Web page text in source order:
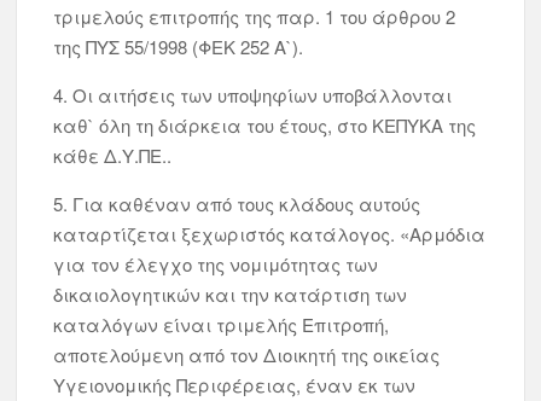
τριμελούς επιτροπής της παρ. 1 του άρθρου 2
της ΠΥΣ 55/1998 (ΦΕΚ 252 Α`).
4. Οι αιτήσεις των υποψηφίων υποβάλλονται
καθ` όλη τη διάρκεια του έτους, στο ΚΕΠΥΚΑ της
κάθε Δ.Υ.ΠΕ..
5. Για καθέναν από τους κλάδους αυτούς
καταρτίζεται ξεχωριστός κατάλογος. «Αρμόδια
για τον έλεγχο της νομιμότητας των
δικαιολογητικών και την κατάρτιση των
καταλόγων είναι τριμελής Επιτροπή,
αποτελούμενη από τον Διοικητή της οικείας
Υγειονομικής Περιφέρειας, έναν εκ των